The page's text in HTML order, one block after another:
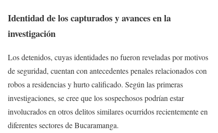
Identidad de los capturados y avances en la
investigación
Los detenidos, cuyas identidades no fueron reveladas por motivos
de seguridad, cuentan con antecedentes penales relacionados con
robos a residencias y hurto calificado. Según las primeras
investigaciones, se cree que los sospechosos podrían estar
involucrados en otros delitos similares ocurridos recientemente en
diferentes sectores de Bucaramanga.